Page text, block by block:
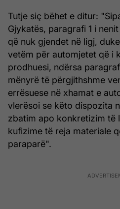
Tutje siç bëhet e ditur:
Gjykatës, paragrafi 1 i
që nuk gjendet në ligj,
vetëm për automjetet që i
prodhuesi, ndërsa
mënyrë të përgjithshme
errësuese në xhamat e
vlerësoi se këto dispozita
zbatim apo konkretizim të
kufizime të reja materiale
paraparë".